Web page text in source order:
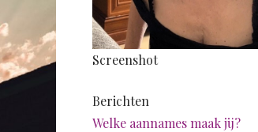
Screenshot
Berichten
Welke aannames maak jij?